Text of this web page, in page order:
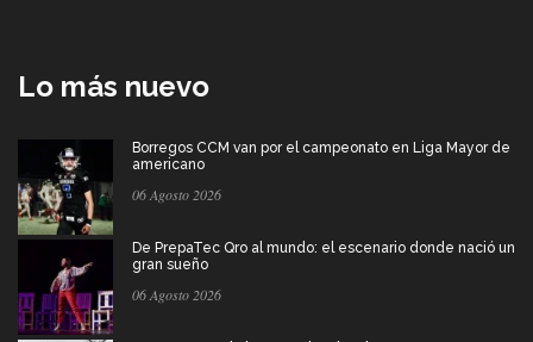
Lo más nuevo
Borregos CCM van por el campeonato en Liga Mayor de
americano
06 Agosto 2026
De PrepaTec Qro al mundo: el escenario donde nació un
gran sueño
06 Agosto 2026